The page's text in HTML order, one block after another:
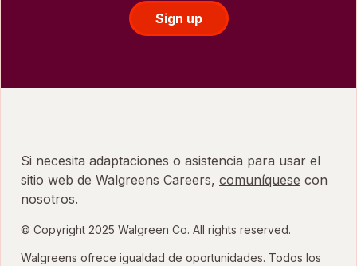
Sign up
Si necesita adaptaciones o asistencia para usar el
sitio web de Walgreens Careers, comuníquese con
nosotros.
© Copyright 2025 Walgreen Co. All rights reserved.
Walgreens ofrece igualdad de oportunidades. Todos los